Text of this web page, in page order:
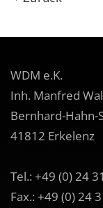
WDM e.K.
Inh. Manfred
Bernhard-Hahn-
41812 Erkelenz
Tel.: +49 (0) 24
Fax.: +49 (0) 24